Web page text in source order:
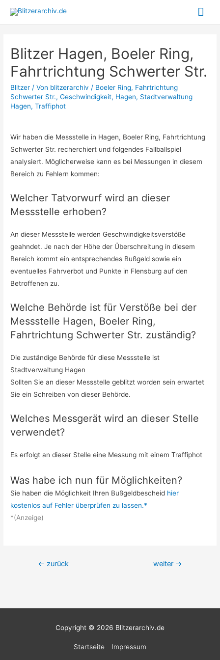
Blitzer Hagen, Boeler Ring,
Fahrtrichtung Schwerter Str.
Blitzer / Von blitzerarchiv / Boeler Ring, Fahrtrichtung
Schwerter Str.,Geschwindigkeit, Hagen, Stadtverwaltung
Hagen,Traffiphot
Wir haben die Messstelle in Hagen, Boeler Ring, Fahrtrichtung
Schwerter Str. recherchiert und folgendes Fallballspiel
analysiert. Möglicherweise kann es bei Messungen in diesem
Bereich zu Fehlern kommen:
Welcher Tatvorwurf wird an dieser
Messstelle erhoben?
An dieser Messstelle werden Geschwindigkeitsverstöße
geahndet. Je nach der Höhe der Überschreitung in diesem
Bereich kommt ein entsprechendes Bußgeld sowie ein
eventuelles Fahrverbot und Punkte in Flensburg auf den
Betroffenen zu.
Welche Behörde ist für Verstöße bei der
Messstelle Hagen, Boeler Ring,
Fahrtrichtung Schwerter Str. zuständig?
Die zuständige Behörde für diese Messstelle ist
Stadtverwaltung Hagen
Sollten Sie an dieser Messstelle geblitzt worden sein erwartet
Sie ein Schreiben von dieser Behörde.
Welches Messgerät wird an dieser Stelle
verwendet?
Es erfolgt an dieser Stelle eine Messung mit einem Traffiphot
Was habe ich nun für Möglichkeiten?
Sie haben die Möglichkeit Ihren Bußgeldbescheid hier
kostenlos auf Fehler überprüfen zu lassen.*
*(Anzeige)
Beitrags-
← zurück weiter →
Copyright © 2026 Blitzerarchiv.de
Startseite Impressum